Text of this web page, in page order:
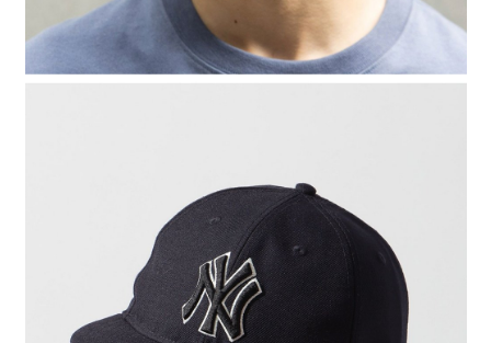
時審查核予不同之上限額度；若仍有額度不足之情形，本公司將視審查結果
請求用戶進行身份認證。
５．嚴禁一人註冊多個帳號或使用他人資訊註冊。若發現惡意使用之情形，
恩沛科技股份有限公司將有權停止該用戶之使用額度並採取法律行動。